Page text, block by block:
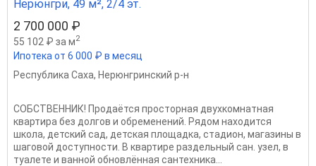
Нерюнгри, 49 м², 2/4 эт.
2 700 000 ₽
55 102 ₽ за м2
Ипотека от 6 000 ₽ в месяц
Республика Саха, Нерюнгринский р-н
СОБСТВЕННИК! Продаётся просторная двухкомнатная
квартира без долгов и обременений. Рядом находится
школа, детский сад, детская площадка, стадион, магазины в
шаговой доступности. В квартире раздельный сан. узел, в
туалете и ванной обновлённая сантехника...